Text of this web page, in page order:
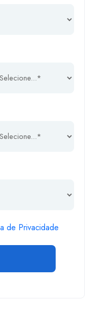
de Privacidade